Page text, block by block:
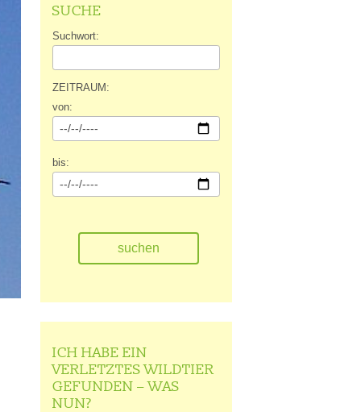
SUCHE
Suchwort:
ZEITRAUM:
von:
bis:
ICH HABE EIN
VERLETZTES WILDTIER
GEFUNDEN – WAS
NUN?